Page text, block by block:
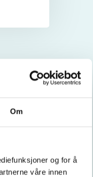
Om
og for å
våre innen
rett og